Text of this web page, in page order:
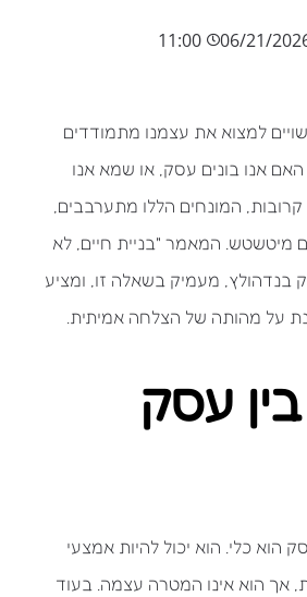
06/21/
11:00
למצוא את עצמנו מתמודדים
אנו בונים עסק, או שמא אנו
קרובות, המונחים הללו מתערבבים,
מיטשטש. המאמר "בניית חיים, לא
מעמיק בשאלה זו, ומציע
על מהותה של הצלחה אמיתית.
עסק
הוא כלי. הוא יכול להיות אמצעי
אך הוא אינו המטרה עצמה. בעוד